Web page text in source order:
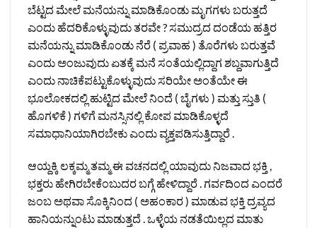
ಬೆಟ್ಟದ ಮೇಲೆ ಮನೆಯನ್ನು ಮಾಡಿಕೊಂಡು ಮೃಗಗಳು ಬರುತ್ತದೆ
ಎಂದು ಹೆದರಿಕೊಳ್ಳುವುದು ತರವೇ ? ಸಮುದ್ರದ ದಂಡೆಯ ಹತ್ತಿರ
ಮನೆಯನ್ನು ಮಾಡಿಕೊಂಡು ನೆರೆ ( ಪ್ರವಾಹ ) ತೊರೆಗಳು ಬರುತ್ತವೆ
ಎಂದು ಅಂಜುವುದು ಏತಕ್ಕೆ ಮನೆ ಸಂತೆಯಲ್ಲಿದ್ದಾಗ ಶಬ್ದವಾಗುತ್ತಿದೆ
ಎಂದು ನಾಚಿಕೆಪಟ್ಟುಕೊಳ್ಳುವುದು ಸರಿಯೇ ಅಂತೆಯೇ ಈ
ಭೂಲೋಕದಲ್ಲಿ ಹುಟ್ಟಿದ ಮೇಲೆ ನಿಂದೆ ( ಬೈಗಳು ) ಮತ್ತು ಸ್ತುತಿ (
ಹೊಗಳಿಕೆ ) ಗಳಿಗೆ ಮನಸ್ಸಿನಲ್ಲಿ ಕೋಪ ಮಾಡಿಕೊಳ್ಳದೆ
ಸಮಾಧಾನಿಯಾಗಿರಬೇಕು ಎಂದು ವ್ಯಕ್ತಪಡಿಸುತ್ತಿದ್ದಾರೆ .
ಆಯ್ದಕ್ಕಿ ಲಕ್ಕಮ್ಮ ತಮ್ಮ ಈ ವಚನದಲ್ಲಿ ಯಾವುದು ನಿಜವಾದ ಭಕ್ತಿ ,
ಭಕ್ತರು ಹೇಗಿರಬೇಕೆಂಬುದರ ಬಗ್ಗೆ ಹೇಳಿದ್ದಾರೆ . ಗರ್ವದಿಂದ ಎಂದರೆ
ಜಂಬ ಅಥವಾ ಸೊಕ್ಕಿನಿಂದ ( ಅಹಂಕಾರ ) ಮಾಡುವ ಭಕ್ತಿ ದ್ರವ್ಯದ
ಹಾನಿಯನ್ನುಂಟು ಮಾಡುತ್ತದೆ . ಒಳ್ಳೆಯ ನಡತೆಯಿಲ್ಲದ ಮಾತು